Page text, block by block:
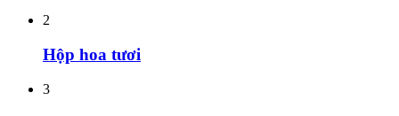
2
Hộp hoa tươi
3